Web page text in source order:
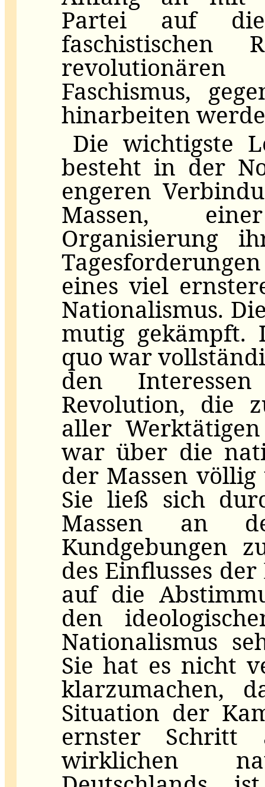
Partei auf
faschistischen
Faschismus,
hinarbeiten
Die wichtigste
besteht in der
engeren
Massen,
Organisierung
eines viel
Nationalismus.
mutig gekämpft.
quo war
den
Revolution, die
aller
war über die
der Massen
Sie ließ sich
Massen an
Kundgebungen
des Einflusses
auf die
den
Nationalismus
Sie hat es nicht
klarzumachen,
Situation der
ernster
wirklichen